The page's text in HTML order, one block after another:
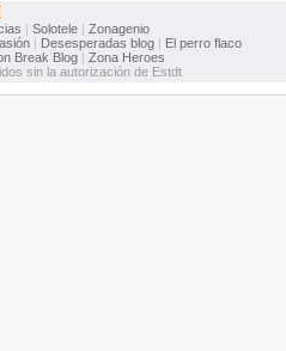
| Solotele | Zonagenio
| Desesperadas blog | El perro flaco
Break Blog | Zona Heroes
sin la autorización de Estdt